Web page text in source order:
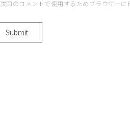
次回のコメントで使用するためブラウザー